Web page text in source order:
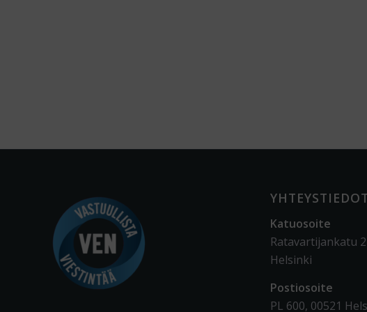
YHTEYSTIEDOT
Katuosoite
Ratavartijankatu
Helsinki
Postiosoite
PL 600, 00521